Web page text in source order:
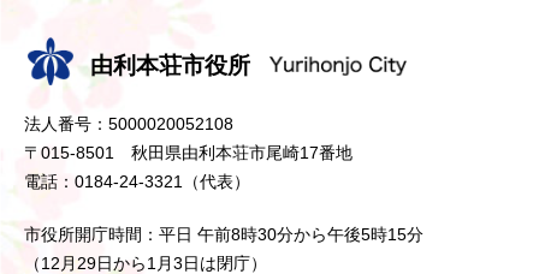
由利本荘市役所
法人番号：5000020052108
〒015-8501 秋田県由利本荘市尾崎17番地
電話：0184-24-3321（代表）
市役所開庁時間：平日 午前8時30分から午後5時15分
（12月29日から1月3日は閉庁）